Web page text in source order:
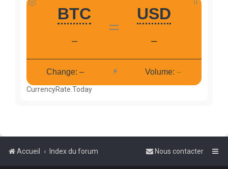
CurrencyRate.Today
Accueil Index du forum Nous contacter